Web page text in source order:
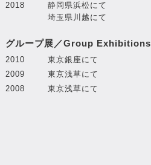
2018
静岡県浜松にて
埼玉県川越にて
グループ展／Group Exhibitions
2010
東京銀座にて
2009
東京浅草にて
2008
東京浅草にて